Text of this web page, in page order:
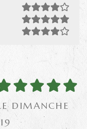
DIMANCHE